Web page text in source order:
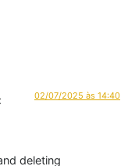
02/07/2025 às 14:40
deleting